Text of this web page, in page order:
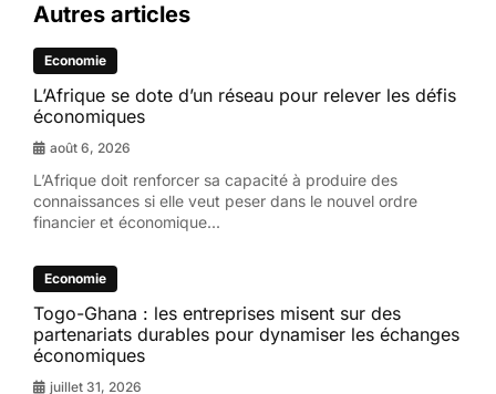
Autres articles
Economie
L’Afrique se dote d’un réseau pour relever les défis
économiques
août 6, 2026
L’Afrique doit renforcer sa capacité à produire des
connaissances si elle veut peser dans le nouvel ordre
financier et économique...
Economie
Togo-Ghana : les entreprises misent sur des
partenariats durables pour dynamiser les échanges
économiques
juillet 31, 2026